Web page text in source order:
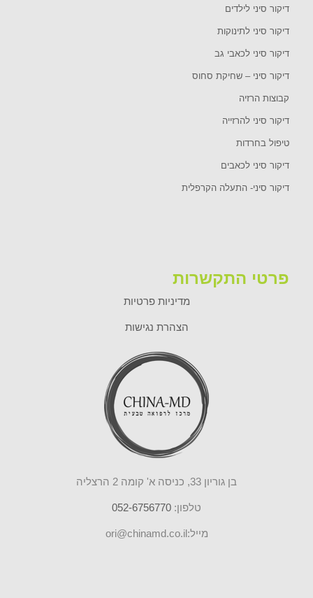
דיקור סיני לילדים
דיקור סיני לתינוקות
דיקור סיני לכאבי גב
דיקור סיני – שחיקת סחוס
קבוצות הרזיה
דיקור סיני להרזייה
טיפול בחרדות
דיקור סיני לכאבים
דיקור סיני- התעלה הקרפלית
פרטי התקשרות
מדיניות פרטיות
הצהרת נגישות
בן גוריון 33, כניסה א' קומה 2 הרצליה
טלפון: 052-6756770
מייל:ori@chinamd.co.il